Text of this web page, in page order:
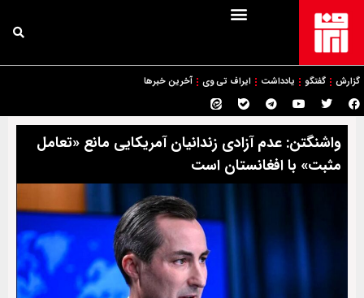
گزارش گفتگو یادداشت ایراف تی وی آخرین خبرها
واشنگتن: عدم آزادی زندانیان آمریکایی مانع «تعامل
مثبت» با افغانستان است